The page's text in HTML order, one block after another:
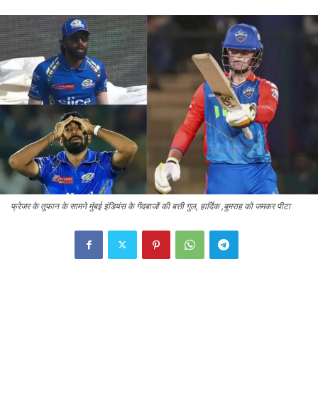
फ्रेजर के तूफान के सामने मुंबई इंडियंस के गेंदबाजों की बत्ती गुल, हार्दिक ,बुमराह को जमकर पीटा